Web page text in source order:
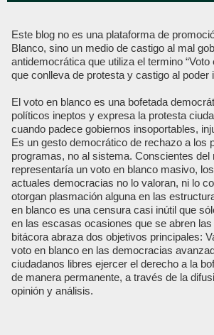
Este blog no es una plataforma de
Blanco, sino un medio de castigo al mal
antidemocrática que utiliza el termino “Voto
que conlleva de protesta y castigo al poder
El voto en blanco es una bofetada
políticos ineptos y expresa la protesta
cuando padece gobiernos insoportables,
Es un gesto democrático de rechazo a los
programas, no al sistema. Conscientes del
representaría un voto en blanco masivo,
actuales democracias no lo valoran, ni lo
otorgan plasmación alguna en las
en blanco es una censura casi inútil que
en las escasas ocasiones que se abren
bitácora abraza dos objetivos principales:
voto en blanco en las democracias
ciudadanos libres ejercer el derecho a la
de manera permanente, a través de la
opinión y análisis.